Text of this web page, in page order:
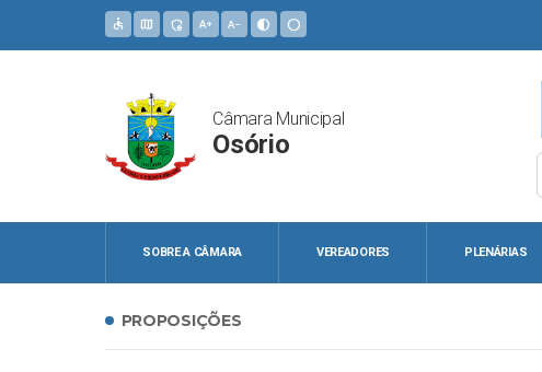
accessible map admin_panel_settings text_increase text_decrease contrast circle
Câmara Municipal
Osório
SOBRE A CÂMARA VEREADORES PLENÁRIAS
PROPOSIÇÕES